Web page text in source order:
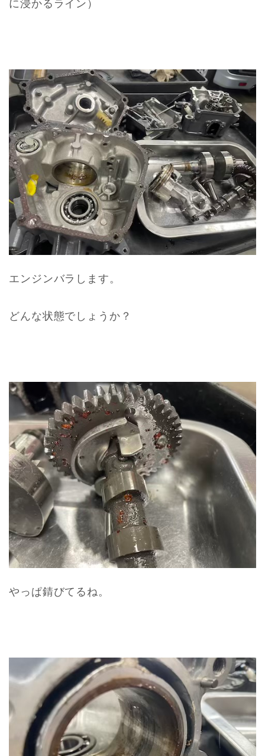
に浸かるライン）
エンジンバラします。
どんな状態でしょうか？
やっぱ錆びてるね。